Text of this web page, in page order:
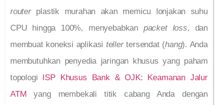
routerplastik murahan akan memicu lonjakan suhu
CPU hingga 100%, menyebabkan packet loss, dan
membuat koneksi aplikasi tellertersendat (hang). Anda
membutuhkan penyedia jaringan khusus yang paham
topologi ISP Khusus Bank & OJK: Keamanan Jalur
ATM yang membekali titik cabang Anda dengan